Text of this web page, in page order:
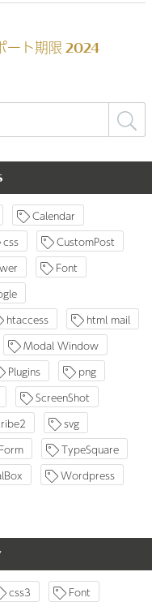
Calendar
css
CustomPost
Font
htaccess
html mail
Modal Window
Plugins
png
ScreenShot
svg
TypeSquare
Wordpress
css3
Font